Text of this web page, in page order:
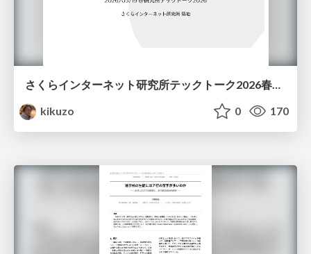
さくらインターネット研究所テックトーク2026春、研究開発Gr.25年度成果26年度方針
kikuzo
0 170